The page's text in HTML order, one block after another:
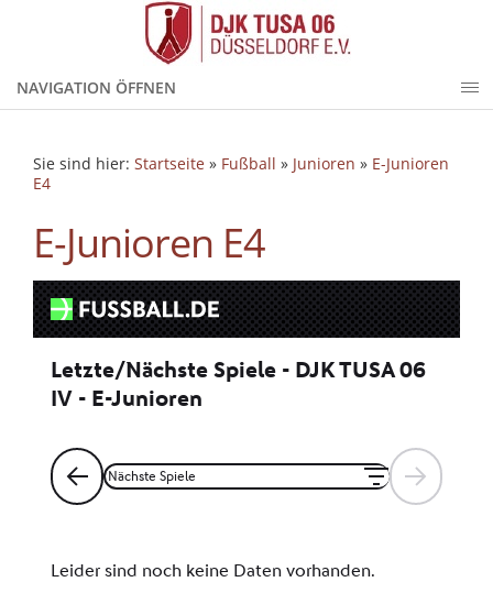
NAVIGATION ÖFFNEN
Sie sind hier: Startseite » Fußball » Junioren » E-Junioren
E4
E-Junioren E4